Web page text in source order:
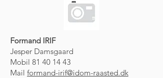
Formand IRIF
Jesper Damsgaard
Mobil 81 40 14 43
Mail formand-irif@idom-raasted.dk